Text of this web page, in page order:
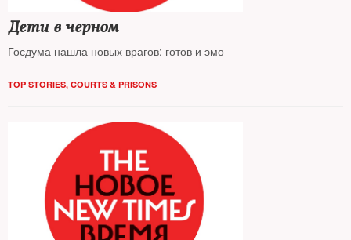
Дети в черном
Госдума нашла новых врагов: готов и эмо
TOP STORIES, COURTS & PRISONS